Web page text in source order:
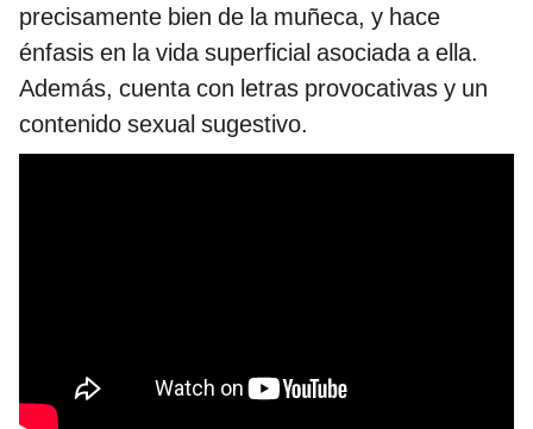
precisamente bien de la muñeca, y hace
énfasis en la vida superficial asociada a ella.
Además, cuenta con letras provocativas y un
contenido sexual sugestivo.